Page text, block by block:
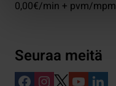
0,00€/min + pvm/mpm
Seuraa meitä